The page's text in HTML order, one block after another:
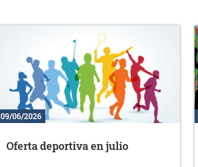
09/06/2026
Oferta deportiva en julio